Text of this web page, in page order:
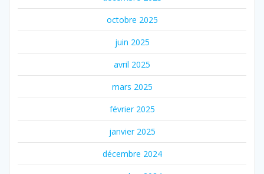
octobre 2025
juin 2025
avril 2025
mars 2025
février 2025
janvier 2025
décembre 2024